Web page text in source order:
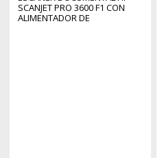
SCANJET PRO 3600 F1 CON
ALIMENTADOR DE